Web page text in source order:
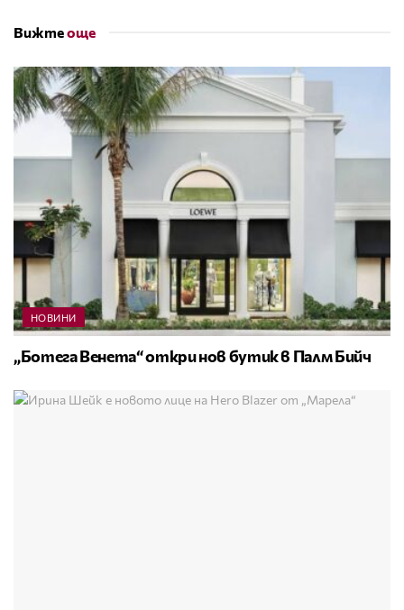
Вижтеоще
НОВИНИ
„Ботега Венета“ откри нов бутик в Палм Бийч